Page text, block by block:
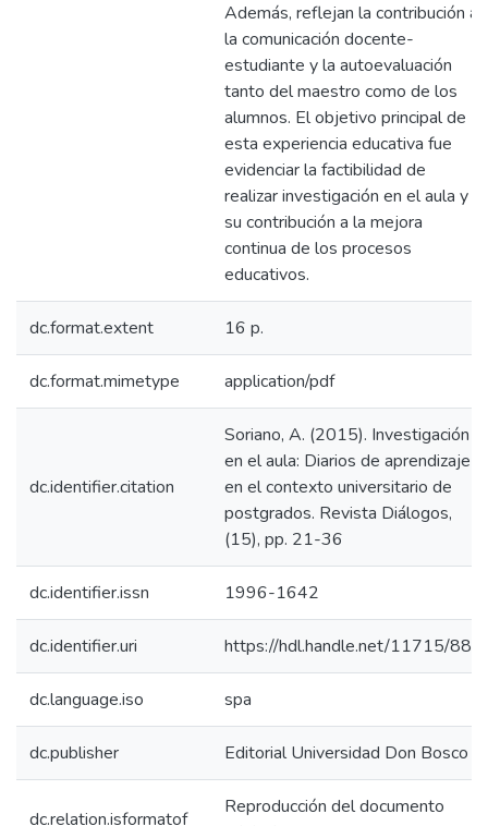
Además, reflejan la contribución a
la comunicación docente-
estudiante y la autoevaluación
tanto del maestro como de los
alumnos. El objetivo principal de
esta experiencia educativa fue
evidenciar la factibilidad de
realizar investigación en el aula y
su contribución a la mejora
continua de los procesos
educativos.
dc.format.extent 16 p.
dc.format.mimetype application/pdf
dc.identifier.citation
Soriano, A. (2015). Investigación
en el aula: Diarios de aprendizaje
en el contexto universitario de
postgrados. Revista Diálogos,
(15), pp. 21-36
dc.identifier.issn 1996-1642
dc.identifier.uri https://hdl.handle.net/11715/882
dc.language.iso spa
dc.publisher Editorial Universidad Don Bosco
dc.relation.isformatof
Reproducción del documento